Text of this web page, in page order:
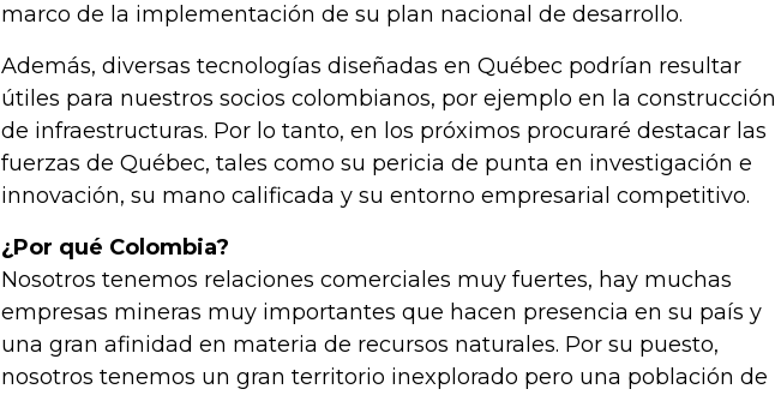
marco de la implementación de su plan nacional de desarrollo.
Además, diversas tecnologías diseñadas en Québec podrían resultar
útiles para nuestros socios colombianos, por ejemplo en la construcción
de infraestructuras. Por lo tanto, en los próximos procuraré destacar las
fuerzas de Québec, tales como su pericia de punta en investigación e
innovación, su mano calificada y su entorno empresarial competitivo.
¿Por qué Colombia?
Nosotros tenemos relaciones comerciales muy fuertes, hay muchas
empresas mineras muy importantes que hacen presencia en su país y
una gran afinidad en materia de recursos naturales. Por su puesto,
nosotros tenemos un gran territorio inexplorado pero una población de